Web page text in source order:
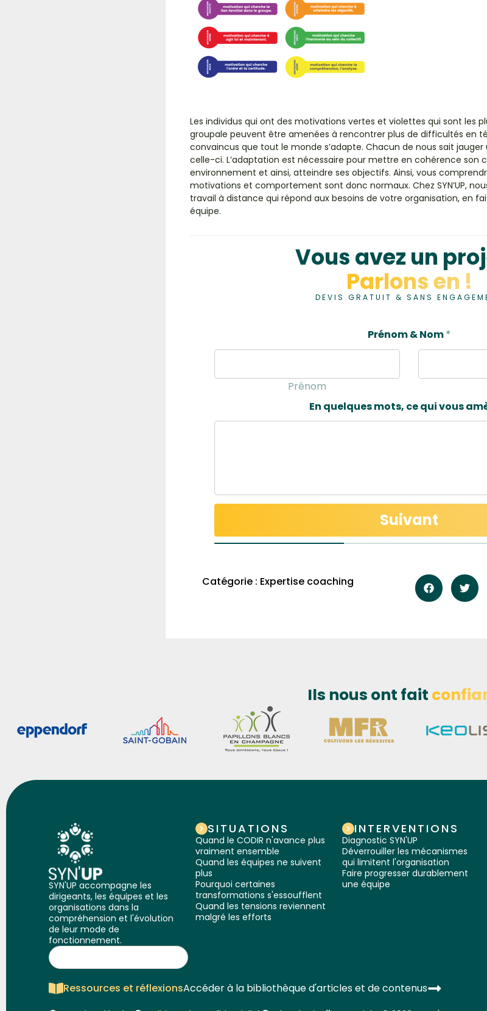
Les individus qui ont des motivations vertes et violettes qui sont les
groupale peuvent être amenées à rencontrer plus de difficultés en
convaincus que tout le monde s’adapte. Chacun de nous sait jauger
celle-ci. L’adaptation est nécessaire pour mettre en cohérence son
environnement et ainsi, atteindre ses objectifs. Ainsi, vous
motivations et comportement sont donc normaux. Chez SYN’UP,
travail à distance qui répond aux besoins de votre organisation, en
équipe.
Vous avez un
Parlons en !
DEVIS GRATUIT & SANS
Prénom & Nom*
Prénom
En quelques mots, ce qui vous
Suivant
Catégorie : Expertise coaching
Ils nous ont fait
SYN'UP accompagne les
dirigeants, les équipes et les
organisations dans la
compréhension et l'évolution
de leur mode de
fonctionnement.
SITUATIONS
Quand le CODIR n'avance plus
vraiment ensemble
Quand les équipes ne suivent
plus
Pourquoi certaines
transformations s'essoufflent
Quand les tensions reviennent
malgré les efforts
INTERVENTIONS
Diagnostic SYN'UP
Déverrouiller les mécanismes
qui limitent l'organisation
Faire progresser durablement
une équipe
Ressources et réflexionsAccéder à la bibliothèque d'articles et de contenus